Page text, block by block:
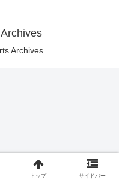
Archives.
トップ サイドバー